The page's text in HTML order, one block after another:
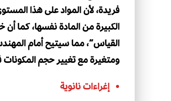
فريدة، لأن المواد على هذا
الكبيرة من المادة نفسها، كما
القياس”، مما سيتيح أمام
ومتغيرة مع تغيير حجم
إغراءات نانوية